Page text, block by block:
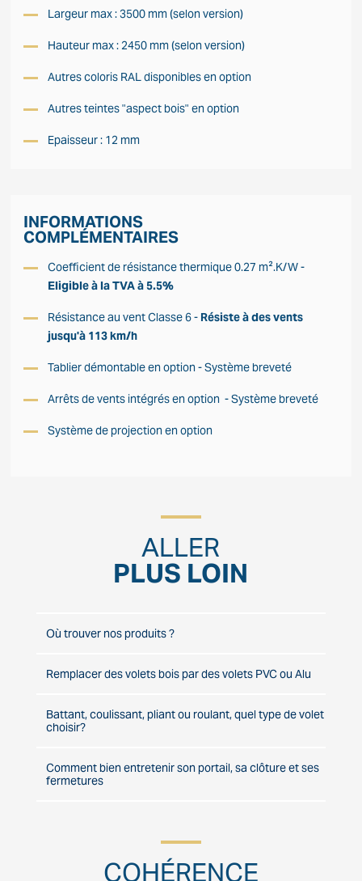
Largeur max : 3500 mm (selon version)
Hauteur max : 2450 mm (selon version)
Autres coloris RAL disponibles en option
Autres teintes "aspect bois" en option
Epaisseur : 12 mm
INFORMATIONS
COMPLÉMENTAIRES
Coefficient de résistance thermique 0.27 m².K/W -
Eligible à la TVA à 5.5%
Résistance au vent Classe 6 - Résiste à des vents
jusqu'à 113 km/h
Tablier démontable en option - Système breveté
Arrêts de vents intégrés en option - Système breveté
Système de projection en option
ALLER
PLUS LOIN
Où trouver nos produits ?
Remplacer des volets bois par des volets PVC ou Alu
Battant, coulissant, pliant ou roulant, quel type de volet
choisir?
Comment bien entretenir son portail, sa clôture et ses
fermetures
COHÉRENCE